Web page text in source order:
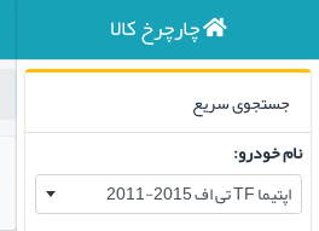
چارچرخ کالا
جستجوی سریع
نام خودرو:
اپتیما TF تی اف 2015-2011